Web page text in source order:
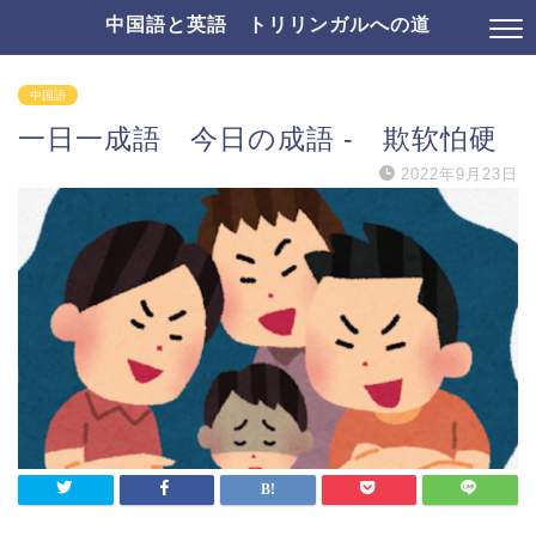
中国語と英語 トリリンガルへの道
中国語
一日一成語 今日の成語 - 欺软怕硬
2022年9月23日